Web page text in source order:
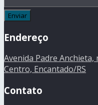
Endereço
Avenida Padre Anchieta,
Centro, Encantado/RS
Contato